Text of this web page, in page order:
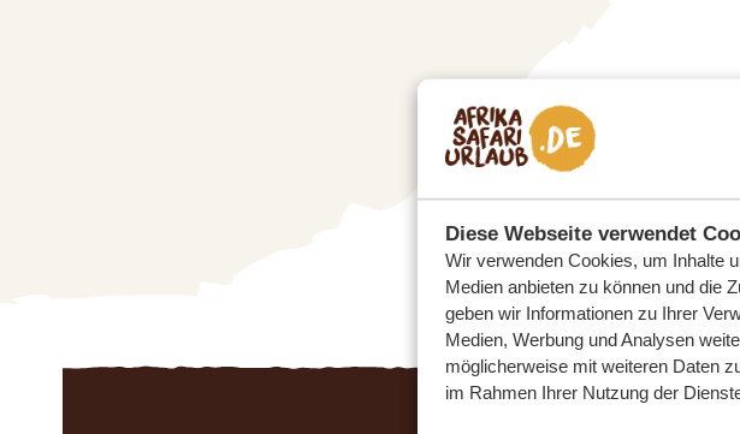
Diese Webseite verwendet
Wir verwenden Cookies, um Inhalte
Medien anbieten zu können und die
geben wir Informationen zu Ihrer
Medien, Werbung und Analysen
möglicherweise mit weiteren Daten
im Rahmen Ihrer Nutzung der